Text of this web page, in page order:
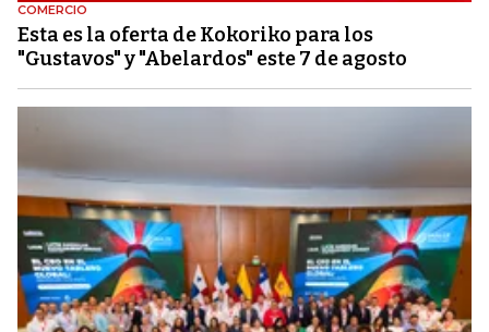
COMERCIO
Esta es la oferta de Kokoriko para los
"Gustavos" y "Abelardos" este 7 de agosto